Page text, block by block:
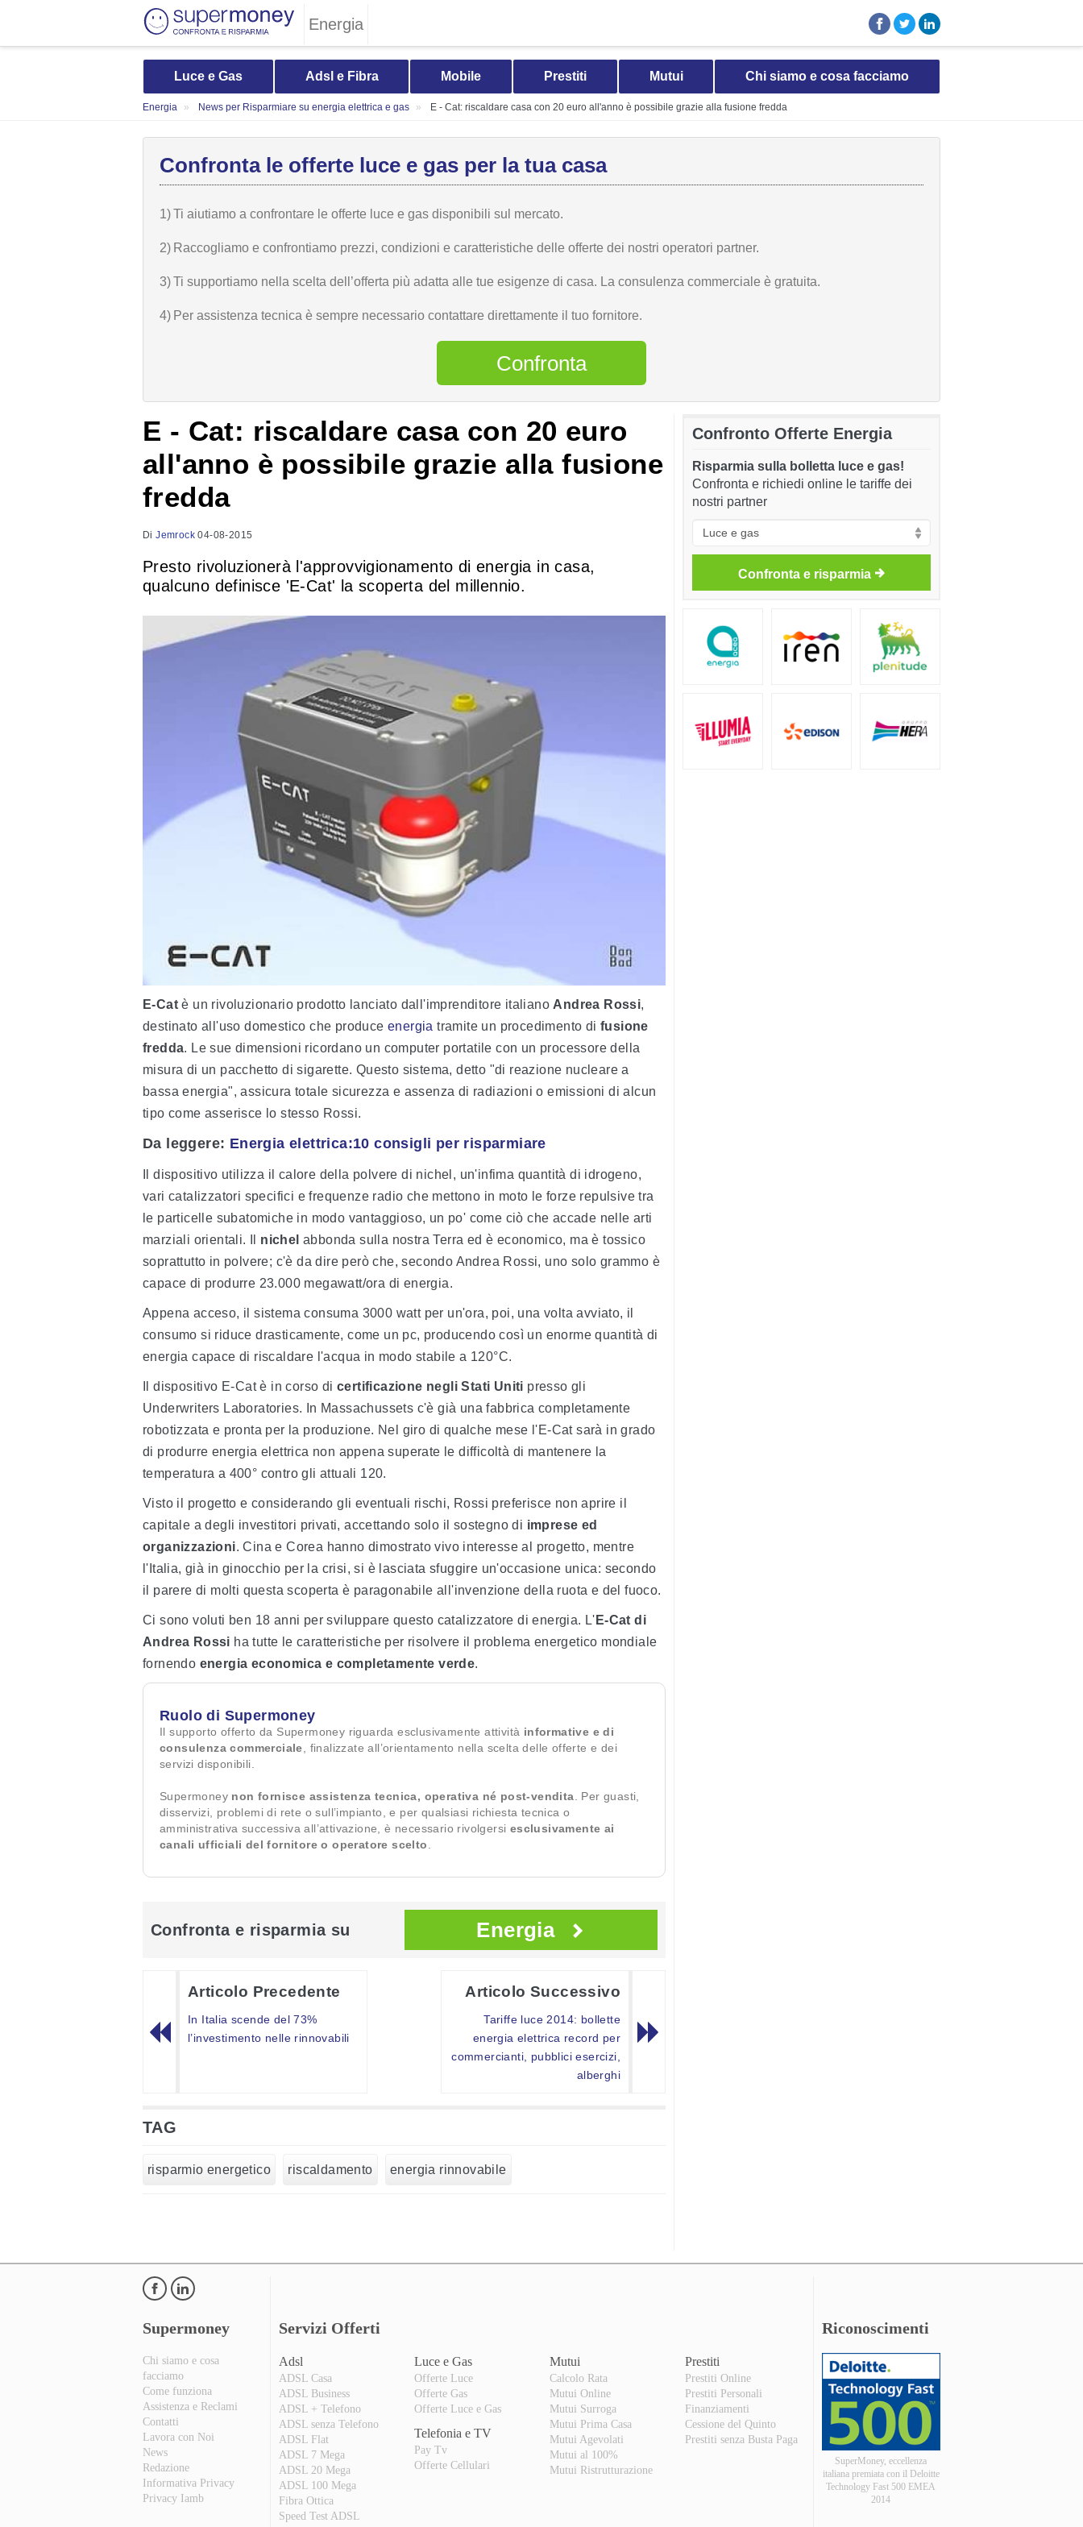
Energia
Luce e Gas Adsl e Fibra Mobile Prestiti Mutui Chi siamo e cosa facciamo
Energia News per Risparmiare su energia elettrica e gas E - Cat: riscaldare casa con 20 euro all'anno è possibile grazie alla fusione fredda
Confronta le offerte luce e gas per la tua casa
1)Ti aiutiamo a confrontare le offerte luce e gas disponibili sul mercato.
2) Raccogliamo e confrontiamo prezzi, condizioni e caratteristiche delle offerte dei nostri operatori partner.
3)Ti supportiamo nella scelta dell’offerta più adatta alle tue esigenze di casa. La consulenza commerciale è gratuita.
4) Per assistenza tecnica è sempre necessario contattare direttamente il tuo fornitore.
Confronta
E - Cat: riscaldare casa con 20 euro
all'anno è possibile grazie alla fusione
fredda
DiJemrock 04-08-2015
Presto rivoluzionerà l'approvvigionamento di energia in casa,
qualcuno definisce 'E-Cat' la scoperta del millennio.
E-Cat è un rivoluzionario prodotto lanciato dall'imprenditore italiano Andrea Rossi,
destinato all'uso domestico che produce energia tramite un procedimento difusione
fredda. Le sue dimensioni ricordano un computer portatile con un processore della
misura di un pacchetto di sigarette. Questo sistema, detto "di reazione nucleare a
bassa energia", assicura totale sicurezza e assenza di radiazioni o emissioni di alcun
tipo come asserisce lo stesso Rossi.
Da leggere: Energia elettrica:10 consigli per risparmiare
Il dispositivo utilizza il calore della polvere di nichel, un'infima quantità di idrogeno,
vari catalizzatori specifici e frequenze radio che mettono in moto le forze repulsive tra
le particelle subatomiche in modo vantaggioso, un po' come ciò che accade nelle arti
marziali orientali. Il nichel abbonda sulla nostra Terra ed è economico, ma è tossico
soprattutto in polvere; c'è da dire però che, secondo Andrea Rossi, uno solo grammo è
capace di produrre 23.000 megawatt/ora di energia.
Appena acceso, il sistema consuma 3000 watt per un'ora, poi, una volta avviato, il
consumo si riduce drasticamente, come un pc, producendo così un enorme quantità di
energia capace di riscaldare l'acqua in modo stabile a 120°C.
Il dispositivo E-Cat è in corso di certificazione negli Stati Uniti presso gli
Underwriters Laboratories. In Massachussets c'è già una fabbrica completamente
robotizzata e pronta per la produzione. Nel giro di qualche mese l'E-Cat sarà in grado
di produrre energia elettrica non appena superate le difficoltà di mantenere la
temperatura a 400° contro gli attuali 120.
Visto il progetto e considerando gli eventuali rischi, Rossi preferisce non aprire il
capitale a degli investitori privati, accettando solo il sostegno di imprese ed
organizzazioni. Cina e Corea hanno dimostrato vivo interesse al progetto, mentre
l'Italia, già in ginocchio per la crisi, si è lasciata sfuggire un'occasione unica: secondo
il parere di molti questa scoperta è paragonabile all'invenzione della ruota e del fuoco.
Ci sono voluti ben 18 anni per sviluppare questo catalizzatore di energia. L' E-Cat di
Andrea Rossi ha tutte le caratteristiche per risolvere il problema energetico mondiale
fornendo energia economica e completamente verde.
Ruolo di Supermoney
Il supporto offerto da Supermoney riguarda esclusivamente attività informative e di
consulenza commerciale, finalizzate all’orientamento nella scelta delle offerte e dei
servizi disponibili.
Supermoney non fornisce assistenza tecnica, operativa né post-vendita. Per guasti,
disservizi, problemi di rete o sull’impianto, e per qualsiasi richiesta tecnica o
amministrativa successiva all’attivazione, è necessario rivolgersi esclusivamente ai
canali ufficiali del fornitore o operatore scelto.
Confronta e risparmia su Energia
Articolo Precedente
In Italia scende del 73%
l’investimento nelle rinnovabili
Articolo Successivo
Tariffe luce 2014: bollette
energia elettrica record per
commercianti, pubblici esercizi,
alberghi
TAG
risparmio energetico riscaldamento energia rinnovabile
Confronto Offerte Energia
Risparmia sulla bolletta luce e gas!
Confronta e richiedi online le tariffe dei
nostri partner
Confronta e risparmia
Supermoney
Chi siamo e cosa
facciamo
Come funziona
Assistenza e Reclami
Contatti
Lavora con Noi
News
Redazione
Informativa Privacy
Privacy Iamb
Servizi Offerti
Adsl
ADSL Casa
ADSL Business
ADSL + Telefono
ADSL senza Telefono
ADSL Flat
ADSL 7 Mega
ADSL 20 Mega
ADSL 100 Mega
Fibra Ottica
Speed Test ADSL
Luce e Gas
Offerte Luce
Offerte Gas
Offerte Luce e Gas
Telefonia e TV
Pay Tv
Offerte Cellulari
Mutui
Calcolo Rata
Mutui Online
Mutui Surroga
Mutui Prima Casa
Mutui Agevolati
Mutui al 100%
Mutui Ristrutturazione
Prestiti
Prestiti Online
Prestiti Personali
Finanziamenti
Cessione del Quinto
Prestiti senza Busta Paga
Riconoscimenti
SuperMoney, eccellenza
italiana premiata con il Deloitte
Technology Fast 500 EMEA
2014